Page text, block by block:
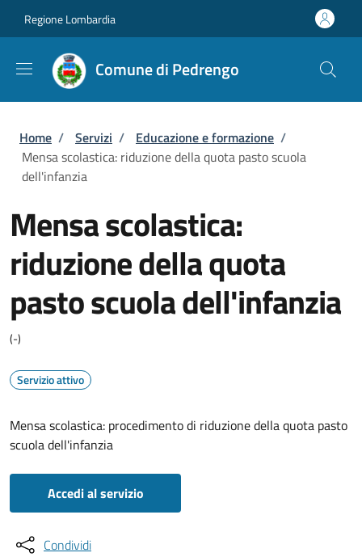
Regione Lombardia
Comune di Pedrengo
Briciole di pane
Home / Servizi / Educazione e formazione /
Mensa scolastica: riduzione della quota pasto scuola
dell'infanzia
Mensa scolastica:
riduzione della quota
pasto scuola dell'infanzia
(-)
Servizio attivo
Mensa scolastica: procedimento di riduzione della quota pasto
scuola dell'infanzia
Accedi al servizio
Condividi